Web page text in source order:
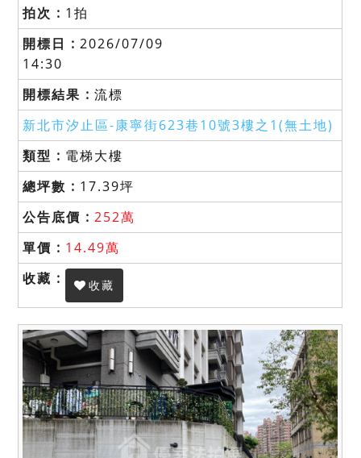
1拍
2026/07/09
14:30
流標
新北市汐止區-康寧街623巷10號3樓之1(無土地)
電梯大樓
17.39坪
252萬
14.49萬
收藏